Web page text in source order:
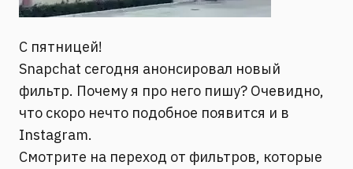
С пятницей!
Snapchat сегодня анонсировал новый
фильтр. Почему я про него пишу? Очевидно,
что скоро нечто подобное появится и в
Instagram.
Смотрите на переход от фильтров, которые